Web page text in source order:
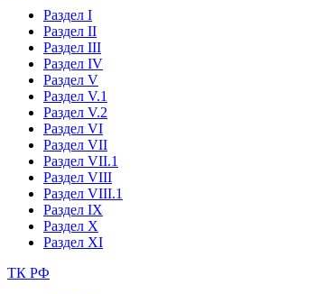
Раздел I
Раздел II
Раздел III
Раздел IV
Раздел V
Раздел V.1
Раздел V.2
Раздел VI
Раздел VII
Раздел VII.1
Раздел VIII
Раздел VIII.1
Раздел IX
Раздел X
Раздел XI
ТК РФ